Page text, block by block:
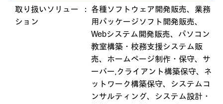
取り扱いソリュー
ション
： 各種ソフトウェア開発販売、業務
用パッケージソフト開発販売、
Webシステム開発販売、パソコン
教室構築・校務支援システム販
売、ホームページ制作・保守、サ
ーバー,クライアント構築保守、ネ
ットワーク構築保守、システムコ
ンサルティング、システム設計・